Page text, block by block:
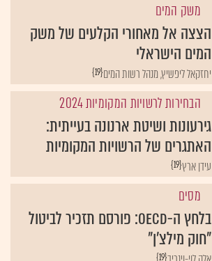
משק המים
הצצה אל מאחורי הקלעים של משק
המים הישראלי
{19}יחזקאל ליפשיץ, מנהל רשות המים
הבחירות לרשויות המקומיות 2024
גירעונות ושיטת ארנונה בעייתית:
האתגרים של הרשויות המקומיות
{19}עידן ארץ
מסים
בלחץ ה-OECD: פורסם תזכיר לביטול
"חוק מילצ'ן"
{19}